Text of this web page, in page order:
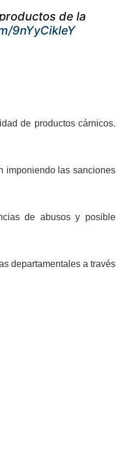
de la
9nYyCikleY
de productos cárnicos.
imponiendo las sanciones
de abusos y posible
departamentales a través